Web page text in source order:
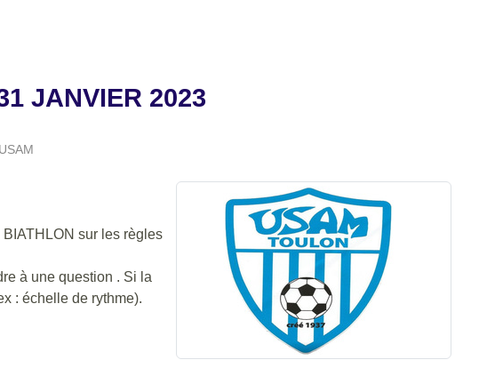
JANVIER 2023
sur les règles
à une question . Si la
: échelle de rythme).